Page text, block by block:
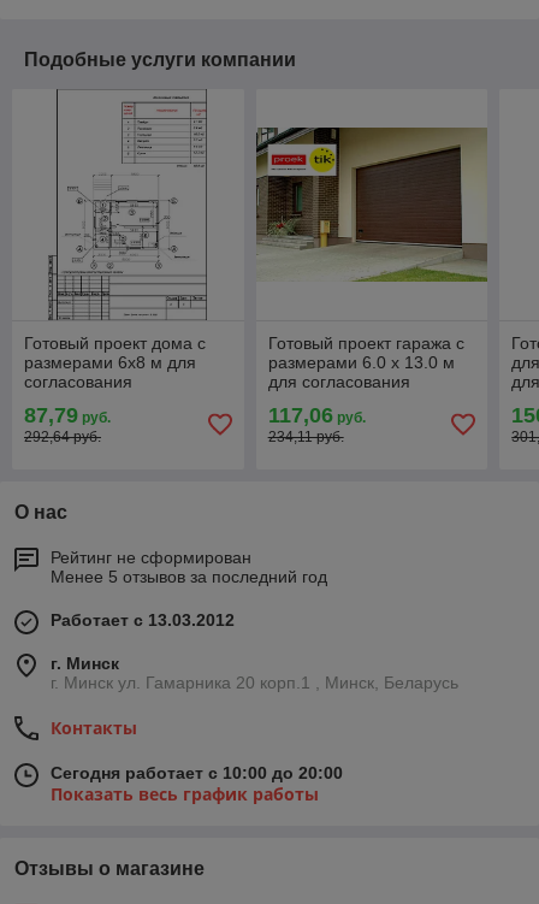
Подобные услуги компании
Готовый проект дома с
размерами 6х8 м для
согласования
87,79 руб.
292,64 руб.
Готовый проект гаража с
размерами 6.0 х 13.0 м
для согласования
117,06руб.
234,11 руб.
О нас
Рейтинг не сформирован
Менее 5 отзывов за последний год
Работает с 13.03.2012
г. Минск
г. Минск ул. Гамарника 20 корп.1 , Минск, Беларусь
Контакты
Сегодня работает с 10:00 до 20:00
Показать весь график работы
Отзывы о магазине